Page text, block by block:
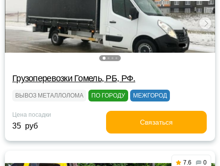
Грузоперевозки Гомель, РБ, РФ.
ВЫВОЗ МЕТАЛЛОЛОМА ПО ГОРОДУ МЕЖГОРОД
Цена посадки
35 руб Связаться
7.6 0